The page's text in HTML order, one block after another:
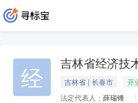
经 吉林省经济技
吉林省 | 长春市
开
法定代表人： 薛瑞锋